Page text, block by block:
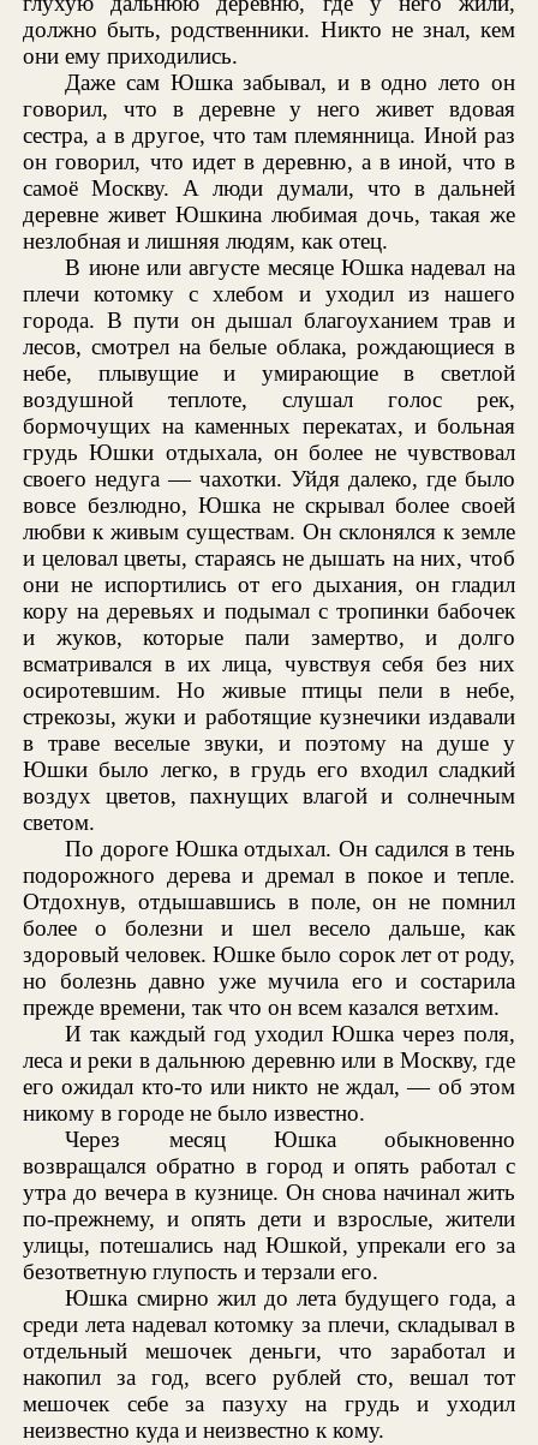
должно быть, родственники. Никто не знал, кем
они ему приходились.
Даже сам Юшка забывал, и в одно лето он
говорил, что в деревне у него живет вдовая
сестра, а в другое, что там племянница. Иной раз
он говорил, что идет в деревню, а в иной, что в
самоё Москву. А люди думали, что в дальней
деревне живет Юшкина любимая дочь, такая же
незлобная и лишняя людям, как отец.
В июне или августе месяце Юшка надевал на
плечи котомку с хлебом и уходил из нашего
города. В пути он дышал благоуханием трав и
лесов, смотрел на белые облака, рождающиеся в
небе, плывущие и умирающие в светлой
воздушной теплоте, слушал голос рек,
бормочущих на каменных перекатах, и больная
грудь Юшки отдыхала, он более не чувствовал
своего недуга — чахотки. Уйдя далеко, где было
вовсе безлюдно, Юшка не скрывал более своей
любви к живым существам. Он склонялся к земле
и целовал цветы, стараясь не дышать на них, чтоб
они не испортились от его дыхания, он гладил
кору на деревьях и подымал с тропинки бабочек
и жуков, которые пали замертво, и долго
всматривался в их лица, чувствуя себя без них
осиротевшим. Но живые птицы пели в небе,
стрекозы, жуки и работящие кузнечики издавали
в траве веселые звуки, и поэтому на душе у
Юшки было легко, в грудь его входил сладкий
воздух цветов, пахнущих влагой и солнечным
светом.
По дороге Юшка отдыхал. Он садился в тень
подорожного дерева и дремал в покое и тепле.
Отдохнув, отдышавшись в поле, он не помнил
более о болезни и шел весело дальше, как
здоровый человек. Юшке было сорок лет от роду,
но болезнь давно уже мучила его и состарила
прежде времени, так что он всем казался ветхим.
И так каждый год уходил Юшка через поля,
леса и реки в дальнюю деревню или в Москву, где
его ожидал кто-то или никто не ждал, — об этом
никому в городе не было известно.
Через месяц Юшка обыкновенно
возвращался обратно в город и опять работал с
утра до вечера в кузнице. Он снова начинал жить
по-прежнему, и опять дети и взрослые, жители
улицы, потешались над Юшкой, упрекали его за
безответную глупость и терзали его.
Юшка смирно жил до лета будущего года, а
среди лета надевал котомку за плечи, складывал в
отдельный мешочек деньги, что заработал и
накопил за год, всего рублей сто, вешал тот
мешочек себе за пазуху на грудь и уходил
неизвестно куда и неизвестно к кому.